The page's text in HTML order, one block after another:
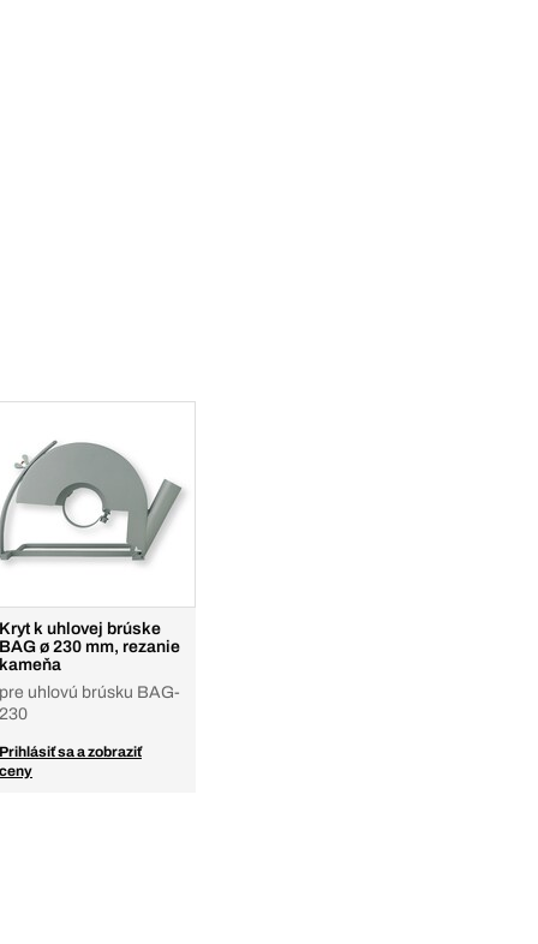
Kryt k uhlovej brúske
BAG ø 230 mm, rezanie
kameňa
pre uhlovú brúsku BAG-
230
Prihlásiť sa a zobraziť
ceny